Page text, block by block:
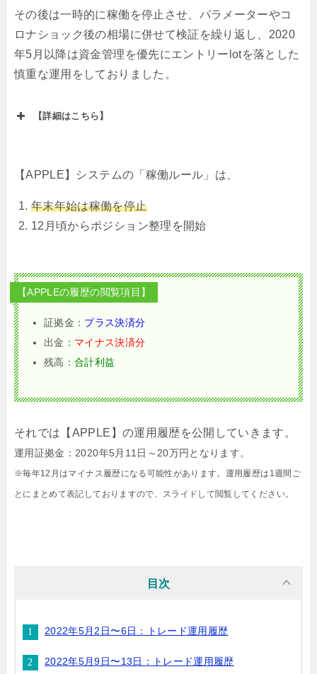
その後は一時的に稼働を停止させ、パラメーターやコ
ロナショック後の相場に併せて検証を繰り返し、2020
年5月以降は資金管理を優先にエントリーlotを落とした
慎重な運用をしておりました。
【詳細はこちら】
【APPLE】システムの「稼働ルール」は、
年末年始は稼働を停止
12月頃からポジション整理を開始
【APPLEの履歴の閲覧項目】
証拠金： プラス決済分
出金： マイナス決済分
残高：合計利益
それでは【APPLE】の運用履歴を公開していきます。
運用証拠金：2020年5月11日～20万円となります。
※毎年12月はマイナス履歴になる可能性があります。運用履歴は1週間ご
とにまとめて表記しておりますので、スライドして閲覧してください。
目次
2022年5月2日〜6日：トレード運用履歴
2022年5月9日〜13日：トレード運用履歴